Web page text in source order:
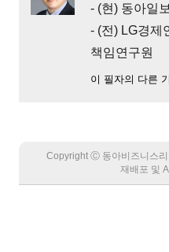
- (현) 동아일
- (전) LG경제
책임연구원
이 필자의 다른
Copyright Ⓒ 동아비즈니스
재배포 및